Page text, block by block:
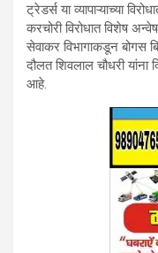
ट्रेडर्स या व्यापाऱ्याच्या
करचोरी विरोधात विशेष
सेवाकर विभागाकडून बोगस
दौलत शिवलाल चौधरी
आहे.